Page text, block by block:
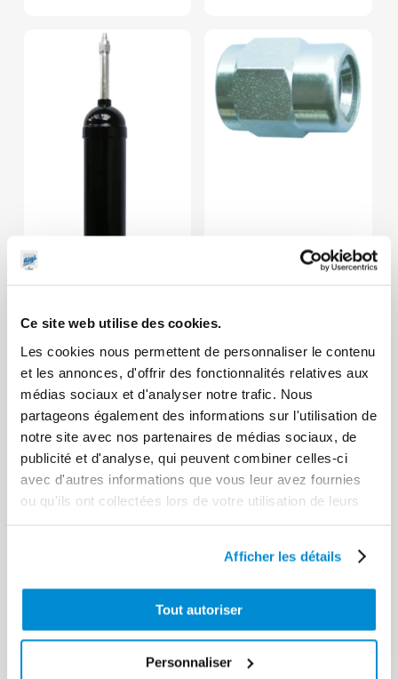
Ce site web utilise des cookies.
Les cookies nous permettent de personnaliser le contenu
et les annonces, d'offrir des fonctionnalités relatives aux
médias sociaux et d'analyser notre trafic. Nous
partageons également des informations sur l'utilisation de
notre site avec nos partenaires de médias sociaux, de
publicité et d'analyse, qui peuvent combiner celles-ci
avec d'autres informations que vous leur avez fournies
ou qu'ils ont collectées lors de votre utilisation de leurs
Afficher les détails
Tout autoriser
Personnaliser
pousser 150 g
Embout pour
Embout pour
metrolub